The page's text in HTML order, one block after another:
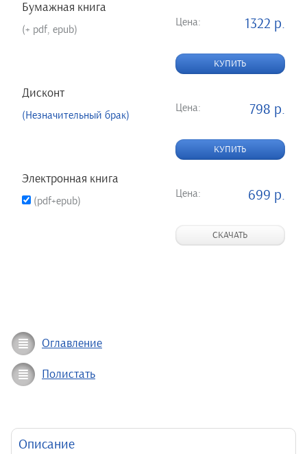
Бумажная книга
(+ pdf, epub)
Цена: 1322 р.
КУПИТЬ
Дисконт
(Незначительный брак)
Цена: 798 р.
КУПИТЬ
Электронная книга
(pdf+epub)
Цена: 699 р.
СКАЧАТЬ
Оглавление
Полистать
Описание